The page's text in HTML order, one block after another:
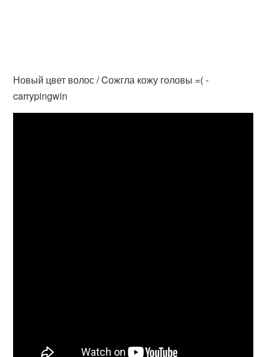
Новый цвет волос / Cожгла кожу головы =( -
carrypingwin